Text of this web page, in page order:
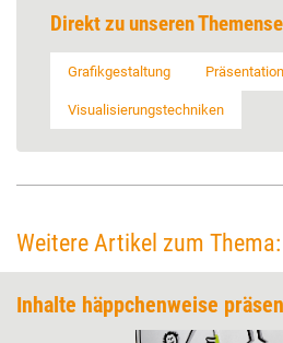
Direkt zu unseren
Grafikgestaltung Präsentation
Visualisierungstechniken
Weitere Artikel zum Thema:
Inhalte häppchenweise